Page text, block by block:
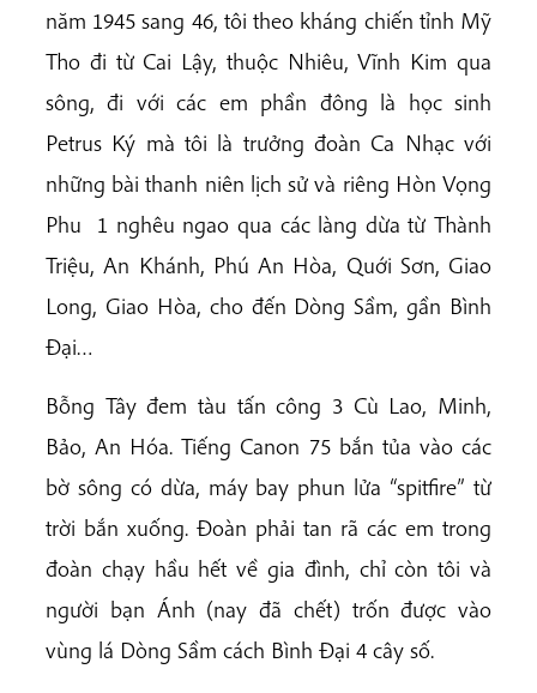
năm 1945 sang 46, tôi theo kháng chiến tỉnh Mỹ
Tho đi từ Cai Lậy, thuộc Nhiêu, Vĩnh Kim qua
sông, đi với các em phần đông là học sinh
Petrus Ký mà tôi là trưởng đoàn Ca Nhạc với
những bài thanh niên lịch sử và riêng Hòn Vọng
Phu 1 nghêu ngao qua các làng dừa từ Thành
Triệu, An Khánh, Phú An Hòa, Quới Sơn, Giao
Long, Giao Hòa, cho đến Dòng Sầm, gần Bình
Đại…
Bỗng Tây đem tàu tấn công 3 Cù Lao, Minh,
Bảo, An Hóa. Tiếng Canon 75 bắn tủa vào các
bờ sông có dừa, máy bay phun lửa “spitfire” từ
trời bắn xuống. Đoàn phải tan rã các em trong
đoàn chạy hầu hết về gia đình, chỉ còn tôi và
người bạn Ánh (nay đã chết) trốn được vào
vùng lá Dòng Sầm cách Bình Đại 4 cây số.